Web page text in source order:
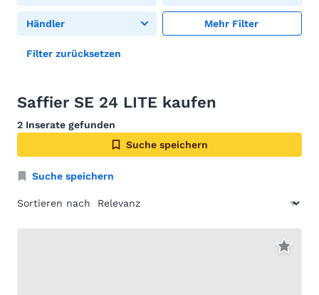
Händler Mehr Filter
Filter zurücksetzen
Saffier SE 24 LITE kaufen
2 Inserate gefunden
Suche speichern
Suche speichern
Sortieren nach